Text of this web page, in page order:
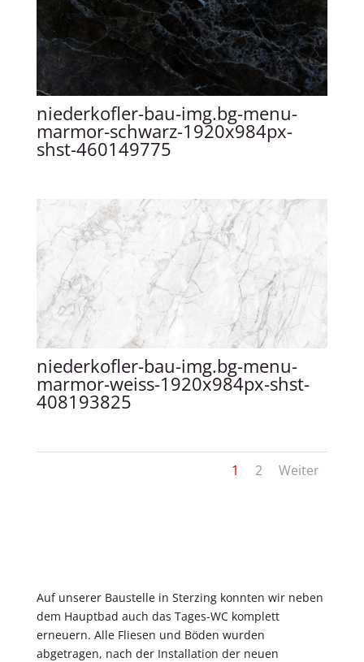
niederkofler-bau-img.bg-menu-
marmor-schwarz-1920x984px-
shst-460149775
niederkofler-bau-img.bg-menu-
marmor-weiss-1920x984px-shst-
408193825
1 2 Weiter
Auf unserer Baustelle in Sterzing konnten wir neben
dem Hauptbad auch das Tages-WC komplett
erneuern. Alle Fliesen und Böden wurden
abgetragen, nach der Installation der neuen